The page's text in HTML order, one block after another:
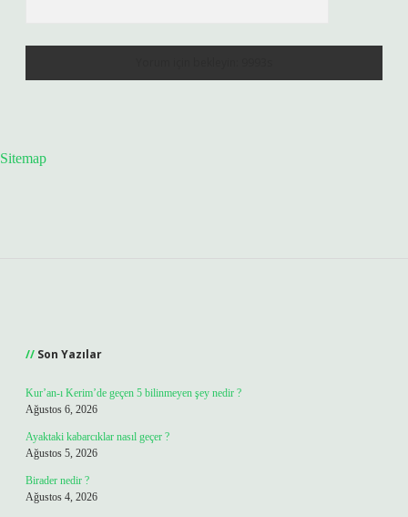
Sitemap
Son Yazılar
Kur’an-ı Kerim’de geçen 5 bilinmeyen şey nedir ?
Ağustos 6, 2026
Ayaktaki kabarcıklar nasıl geçer ?
Ağustos 5, 2026
Birader nedir ?
Ağustos 4, 2026